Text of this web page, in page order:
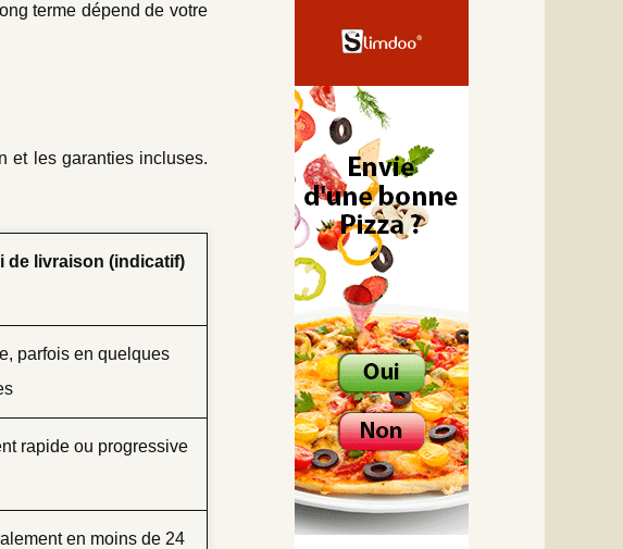
terme dépend de votre
et les garanties incluses.
de livraison (indicatif)
parfois en quelques
rapide ou progressive
en moins de 24